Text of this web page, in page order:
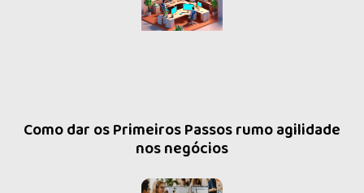
Como dar os Primeiros Passos rumo agilidade
nos negócios